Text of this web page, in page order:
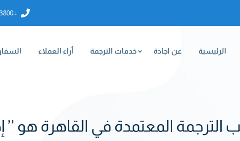
+01101203800
الرئيسية عن اجادة خدمات الترجمة أراء العملاء
المعتمدة في القاهرة هو ’’